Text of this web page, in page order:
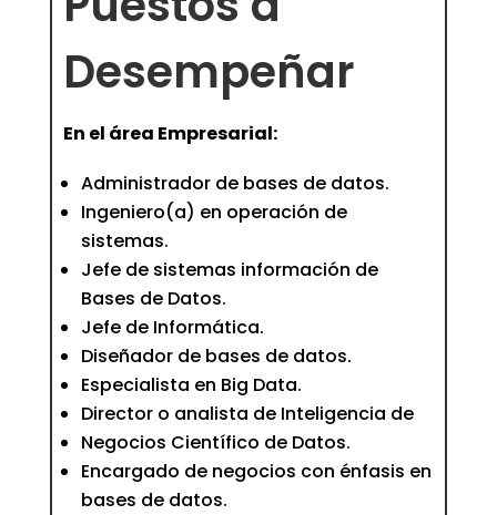
Desempeñar
En el área Empresarial:
Administrador de bases de datos.
Ingeniero(a) en operación de
sistemas.
Jefe de sistemas información de
Bases de Datos.
Jefe de Informática.
Diseñador de bases de datos.
Especialista en Big Data.
Director o analista de Inteligencia de
Negocios Científico de Datos.
Encargado de negocios con énfasis en
bases de datos.